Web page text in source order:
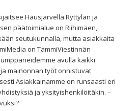
Hausjärvellä Ryttylän ja
päätoimialue on Riihimäen,
seutukunnalla, mutta asiakkaita
on TammiViestinnän
avulla kaikki
mainonnan työt onnistuvat
Asiakkainamme on runsaasti eri
ja yksityishenkilöitäkin. –